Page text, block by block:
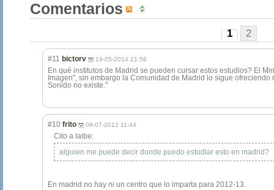
Comentarios
1 2
#11 bictorv 19-05-2014 21:56
En qué institutos de Madrid se pueden cursar estos estudios? El
Imagen", sin embargo la Comunidad de Madrid lo sigue
Sonido no existe."
#10 frito 09-07-2012 11:44
Cito a laibe:
alguien me puede decir donde puedo estudiar esto en madrid?
En madrid no hay ni un centro que lo imparta para 2012-13.